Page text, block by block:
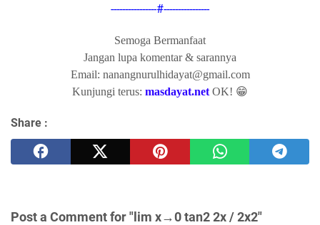
----------------#----------------
Semoga Bermanfaat
Jangan lupa komentar & sarannya
Email: nanangnurulhidayat@gmail.com
Kunjungi terus: masdayat.net OK! 😁
Share :
Post a Comment for "lim x→0 tan2 2x / 2x2"